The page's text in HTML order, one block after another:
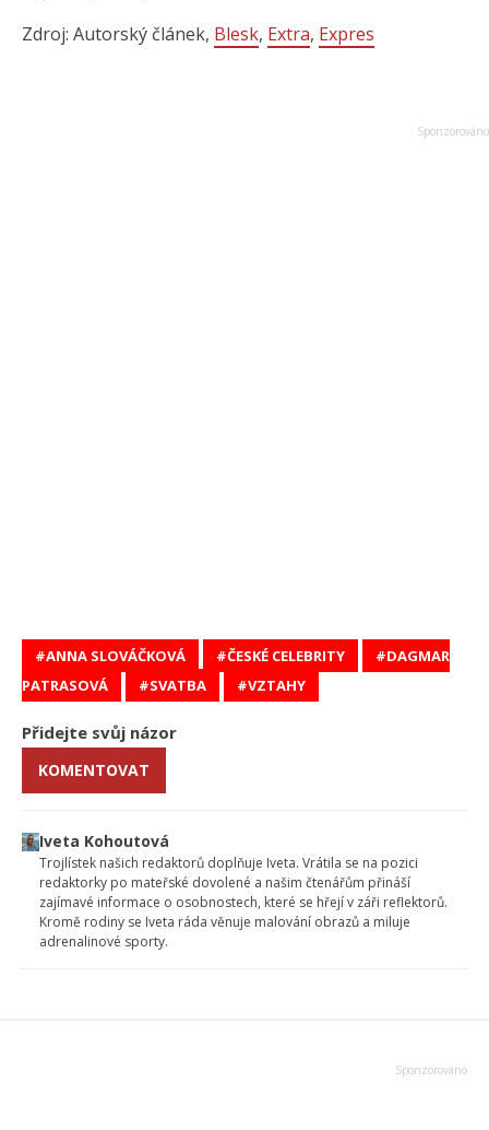
Zdroj: Autorský článek, Blesk, Extra, Expres
ANNA SLOVÁČKOVÁ ČESKÉ CELEBRITY
DAGMAR
PATRASOVÁ
SVATBA VZTAHY
Přidejte svůj názor
KOMENTOVAT
Iveta Kohoutová
Trojlístek našich redaktorů doplňuje Iveta. Vrátila se na pozici
redaktorky po mateřské dovolené a našim čtenářům přináší
zajímavé informace o osobnostech, které se hřejí v záři reflektorů.
Kromě rodiny se Iveta ráda věnuje malování obrazů a miluje
adrenalinové sporty.